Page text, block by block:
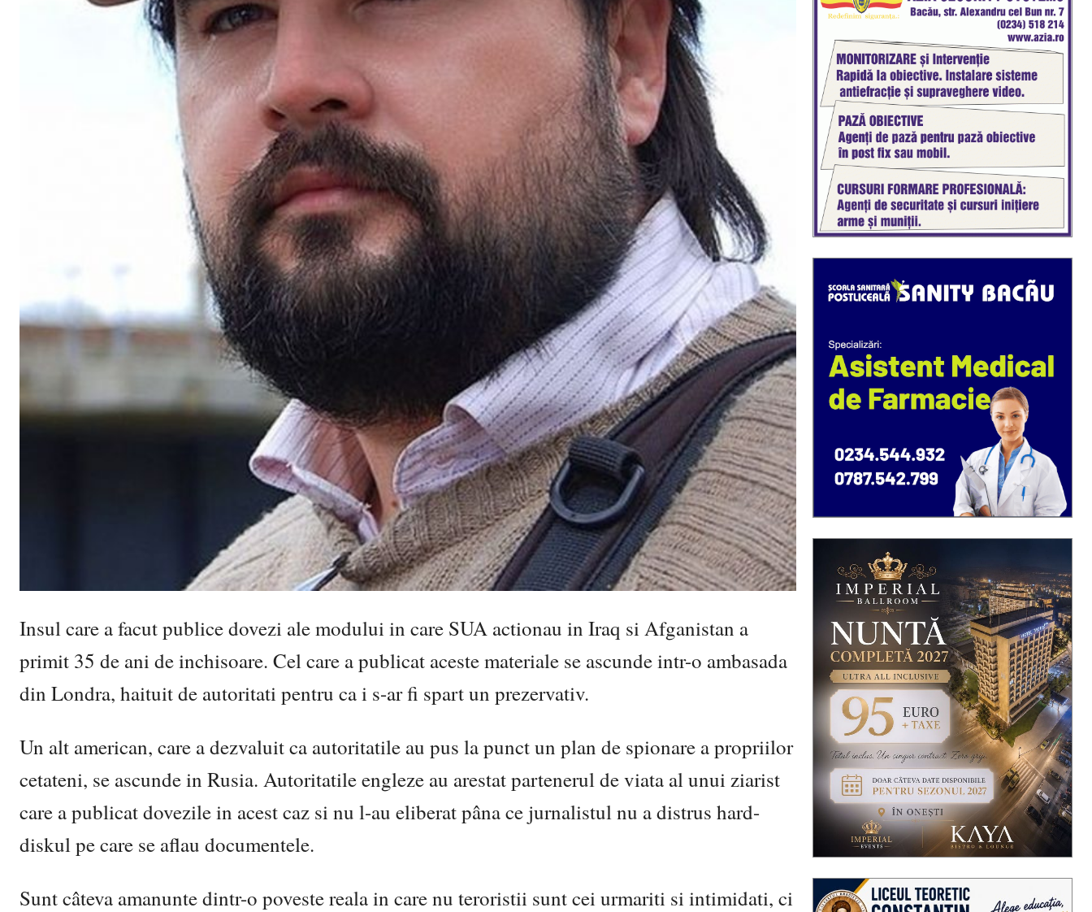
Insul care a facut publice dovezi ale modului in care SUA actionau in Iraq si Afganistan a
primit 35 de ani de inchisoare. Cel care a publicat aceste materiale se ascunde intr-o ambasada
din Londra, haituit de autoritati pentru ca i s-ar fi spart un prezervativ.
Un alt american, care a dezvaluit ca autoritatile au pus la punct un plan de spionare a propriilor
cetateni, se ascunde in Rusia. Autoritatile engleze au arestat partenerul de viata al unui ziarist
care a publicat dovezile in acest caz si nu l-au eliberat pâna ce jurnalistul nu a distrus hard-
diskul pe care se aflau documentele.
Sunt câteva amanunte dintr-o poveste reala in care nu teroristii sunt cei urmariti si intimidati, ci